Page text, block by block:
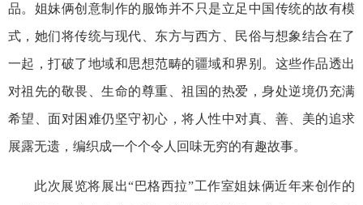
品。姐妹俩创意制作的服饰并不只是立足中国传统的故有模
式，她们将传统与现代、东方与西方、民俗与想象结合在了
一起，打破了地域和思想范畴的疆域和界别。这些作品透出
对祖先的敬畏、生命的尊重、祖国的热爱，身处逆境仍充满
希望、面对困难仍坚守初心，将人性中对真、善、美的追求
展露无遗，编织成一个个令人回味无穷的有趣故事。
此次展览将展出“巴格西拉”工作室姐妹俩近年来创作的